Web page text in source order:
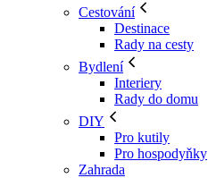
Cestování
Destinace
Rady na cesty
Bydlení
Interiery
Rady do domu
DIY
Pro kutily
Pro hospodyňky
Zahrada